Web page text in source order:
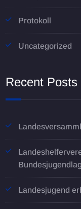
Protokoll
Uncategorized
Recent Posts
Landesjugend